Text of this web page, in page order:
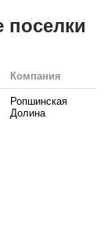
Компания
Ропшинская
Долина